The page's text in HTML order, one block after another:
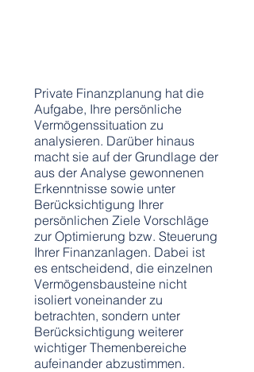
Private Finanzplanung hat die
Aufgabe, Ihre persönliche
Vermögenssituation zu
analysieren. Darüber hinaus
macht sie auf der Grundlage der
aus der Analyse gewonnenen
Erkenntnisse sowie unter
Berücksichtigung Ihrer
persönlichen Ziele Vorschläge
zur Optimierung bzw. Steuerung
Ihrer Finanzanlagen. Dabei ist
es entscheidend, die einzelnen
Vermögensbausteine nicht
isoliert voneinander zu
betrachten, sondern unter
Berücksichtigung weiterer
wichtiger Themenbereiche
aufeinander abzustimmen.